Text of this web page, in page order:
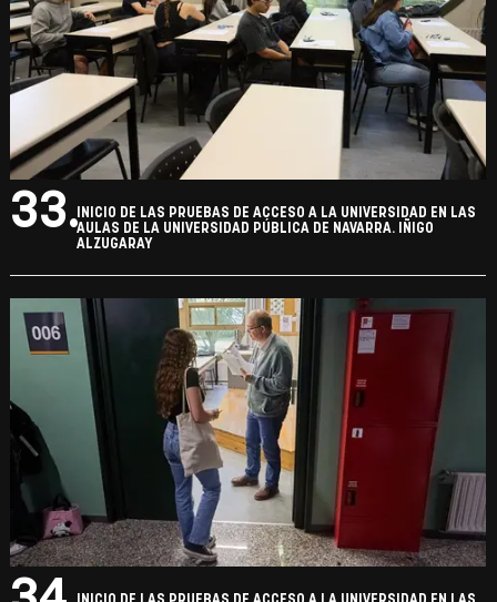
33. INICIO DE LAS PRUEBAS DE ACCESO A LA UNIVERSIDAD EN LAS
AULAS DE LA UNIVERSIDAD PÚBLICA DE NAVARRA. IÑIGO
ALZUGARAY